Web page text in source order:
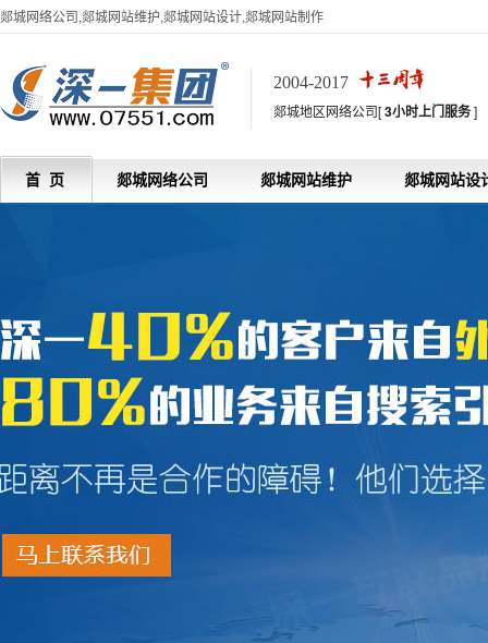
郯城网络公司,郯城网站维护,郯城网站设计,郯城网站制作
2004-2017
郯城地区网络公司[3小时上门服务]
首 页 郯城网络公司 郯城网站维护 郯城网站设